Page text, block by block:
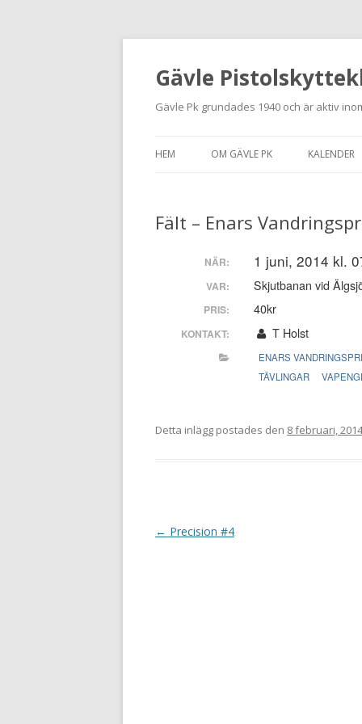
Gävle
Gävle Pk grundades 1940 och är aktiv
HEM OM GÄVLE PK
NYBÖRJARE
MEDLEMSANSÖKAN
KONTAKT
KALENDER
Fält – Enars
NÄR: 1 juni, 2014 kl.
VAR: Skjutbanan vid
PRIS: 40kr
KONTAKT: T Holst
ENARS
TÄVLINGAR
Detta inlägg postades den 8 februari, 2014
I← Precision #4